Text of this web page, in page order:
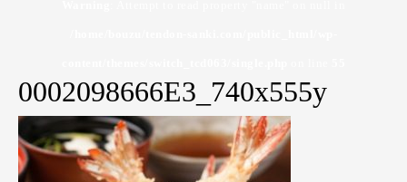
0002098666E3_740x555y